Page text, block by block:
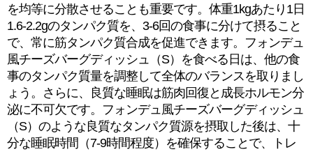
を均等に分散させることも重要です。体重1kgあたり1日
1.6-2.2gのタンパク質を、3-6回の食事に分けて摂ること
で、常に筋タンパク質合成を促進できます。フォンデュ
風チーズバーグディッシュ（S）を食べる日は、他の食
事のタンパク質量を調整して全体のバランスを取りまし
ょう。さらに、良質な睡眠は筋肉回復と成長ホルモン分
泌に不可欠です。フォンデュ風チーズバーグディッシュ
（S）のような良質なタンパク質源を摂取した後は、十
分な睡眠時間（7-9時間程度）を確保することで、トレ